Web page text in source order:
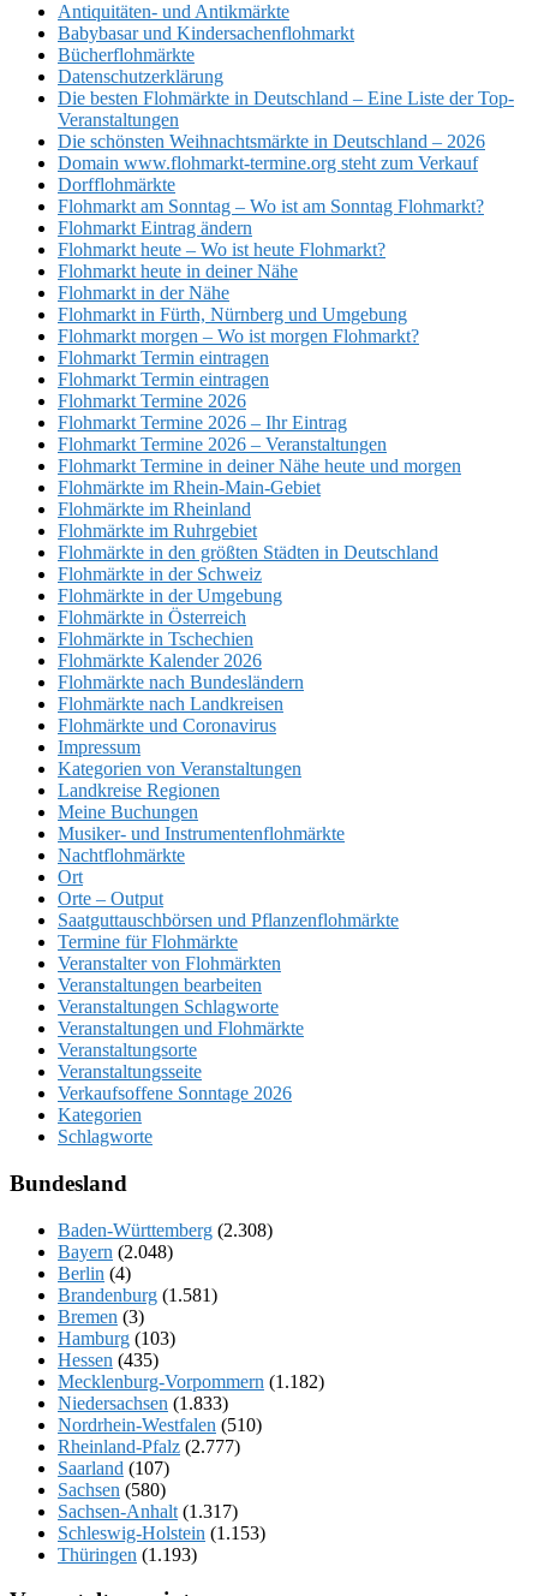
Antiquitäten- und Antikmärkte
Babybasar und Kindersachenflohmarkt
Bücherflohmärkte
Datenschutzerklärung
Die besten Flohmärkte in Deutschland – Eine Liste der Top-
Veranstaltungen
Die schönsten Weihnachtsmärkte in Deutschland – 2026
Domain www.flohmarkt-termine.org steht zum Verkauf
Dorfflohmärkte
Flohmarkt am Sonntag – Wo ist am Sonntag Flohmarkt?
Flohmarkt Eintrag ändern
Flohmarkt heute – Wo ist heute Flohmarkt?
Flohmarkt heute in deiner Nähe
Flohmarkt in der Nähe
Flohmarkt in Fürth, Nürnberg und Umgebung
Flohmarkt morgen – Wo ist morgen Flohmarkt?
Flohmarkt Termin eintragen
Flohmarkt Termin eintragen
Flohmarkt Termine 2026
Flohmarkt Termine 2026 – Ihr Eintrag
Flohmarkt Termine 2026 – Veranstaltungen
Flohmarkt Termine in deiner Nähe heute und morgen
Flohmärkte im Rhein-Main-Gebiet
Flohmärkte im Rheinland
Flohmärkte im Ruhrgebiet
Flohmärkte in den größten Städten in Deutschland
Flohmärkte in der Schweiz
Flohmärkte in der Umgebung
Flohmärkte in Österreich
Flohmärkte in Tschechien
Flohmärkte Kalender 2026
Flohmärkte nach Bundesländern
Flohmärkte nach Landkreisen
Flohmärkte und Coronavirus
Impressum
Kategorien von Veranstaltungen
Landkreise Regionen
Meine Buchungen
Musiker- und Instrumentenflohmärkte
Nachtflohmärkte
Ort
Orte – Output
Saatguttauschbörsen und Pflanzenflohmärkte
Termine für Flohmärkte
Veranstalter von Flohmärkten
Veranstaltungen bearbeiten
Veranstaltungen Schlagworte
Veranstaltungen und Flohmärkte
Veranstaltungsorte
Veranstaltungsseite
Verkaufsoffene Sonntage 2026
Kategorien
Schlagworte
Bundesland
Baden-Württemberg (2.308)
Bayern (2.048)
Berlin (4)
Brandenburg (1.581)
Bremen (3)
Hamburg (103)
Hessen (435)
Mecklenburg-Vorpommern (1.182)
Niedersachsen (1.833)
Nordrhein-Westfalen (510)
Rheinland-Pfalz (2.777)
Saarland (107)
Sachsen (580)
Sachsen-Anhalt (1.317)
Schleswig-Holstein (1.153)
Thüringen (1.193)